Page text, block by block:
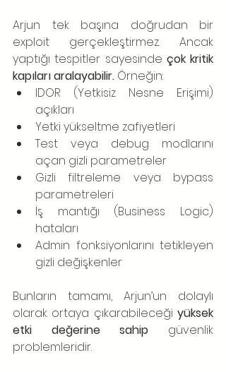
Arjun tek başına doğrudan bir
exploit gerçekleştirmez. Ancak
yaptığı tespitler sayesinde çok kritik
kapıları aralayabilir. Örneğin:
IDOR (Yetkisiz Nesne Erişimi)
açıkları
Yetki yükseltme zafiyetleri
Test veya debug modlarını
açan gizli parametreler
Gizli filtreleme veya bypass
parametreleri
İş mantığı (Business Logic)
hataları
Admin fonksiyonlarını tetikleyen
gizli değişkenler
Bunların tamamı, Arjun’un dolaylı
olarak ortaya çıkarabileceği yüksek
etki değerine sahip güvenlik
problemleridir.